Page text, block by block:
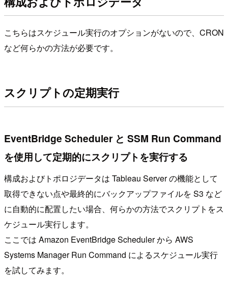
こちらはスケジュール実行のオプションがないので、CRON
など何らかの方法が必要です。
スクリプトの定期実行
EventBridge Scheduler と SSM Run Command
を使用して定期的にスクリプトを実行する
構成およびトポロジデータは Tableau Server の機能として
取得できない点や最終的にバックアップファイルを S3 など
に自動的に配置したい場合、何らかの方法でスクリプトをス
ケジュール実行します。
ここでは Amazon EventBridge Scheduler から AWS
Systems Manager Run Command によるスケジュール実行
を試してみます。